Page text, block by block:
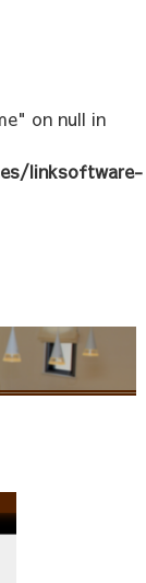
on null in
linksoftware-